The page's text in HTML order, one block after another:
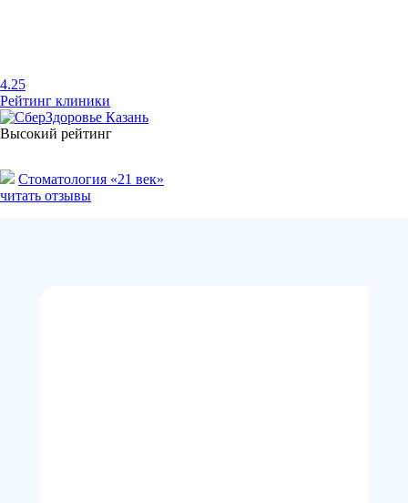
4.25
Рейтинг клиники
Высокий рейтинг
Стоматология «21 век»
читать отзывы